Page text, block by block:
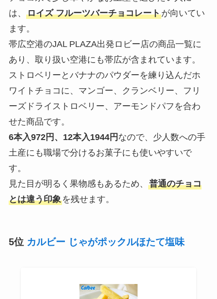
は、 ロイズ フルーツバーチョコレートが向いてい
ます。
帯広空港のJAL PLAZA出発ロビー店の商品一覧に
あり、取り扱い空港にも帯広が含まれています。
ストロベリーとバナナのパウダーを練り込んだホ
ワイトチョコに、マンゴー、クランベリー、フリ
ーズドライストロベリー、アーモンドパフを合わ
せた商品です。
6本入972円、12本入1944円 なので、少人数への手
土産にも職場で分けるお菓子にも使いやすいで
す。
見た目が明るく果物感もあるため、 普通のチョコ
とは違う印象を残せます。
5位 カルビー じゃがポックルほたて塩味